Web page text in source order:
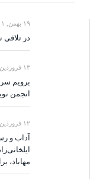
۱۹ بهمن, ۱۴۰۱
در تلاقی
۱۳ فروردین, ۱۳۹۹
برویم
انجمن
۱۲ فروردین, ۱۳۹۹
آداب و
مهاباد، برای